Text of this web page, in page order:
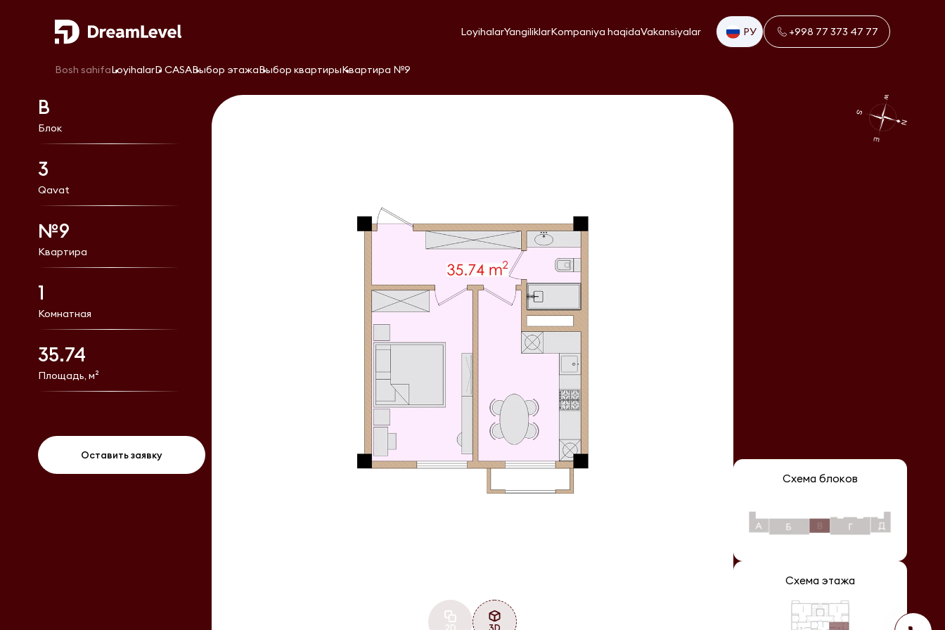
LoyihalarYangiliklarKompaniya haqidaVakansiyalar РУ +998 77 373 47 77
Bosh sahifaLoyihalarD CASAВыбор этажаВыбор квартирыКвартира №9
В
Блок
3
Qavat
№9
Квартира
1
Комнатная
35.74
Площадь, м²
Оставить заявку
2D 3D
Схема блоков
Схема этажа